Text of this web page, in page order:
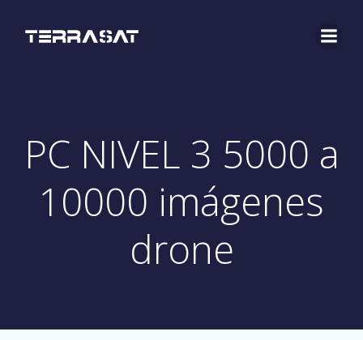
contenido
PC NIVEL 3 5000 a
10000 imágenes
drone